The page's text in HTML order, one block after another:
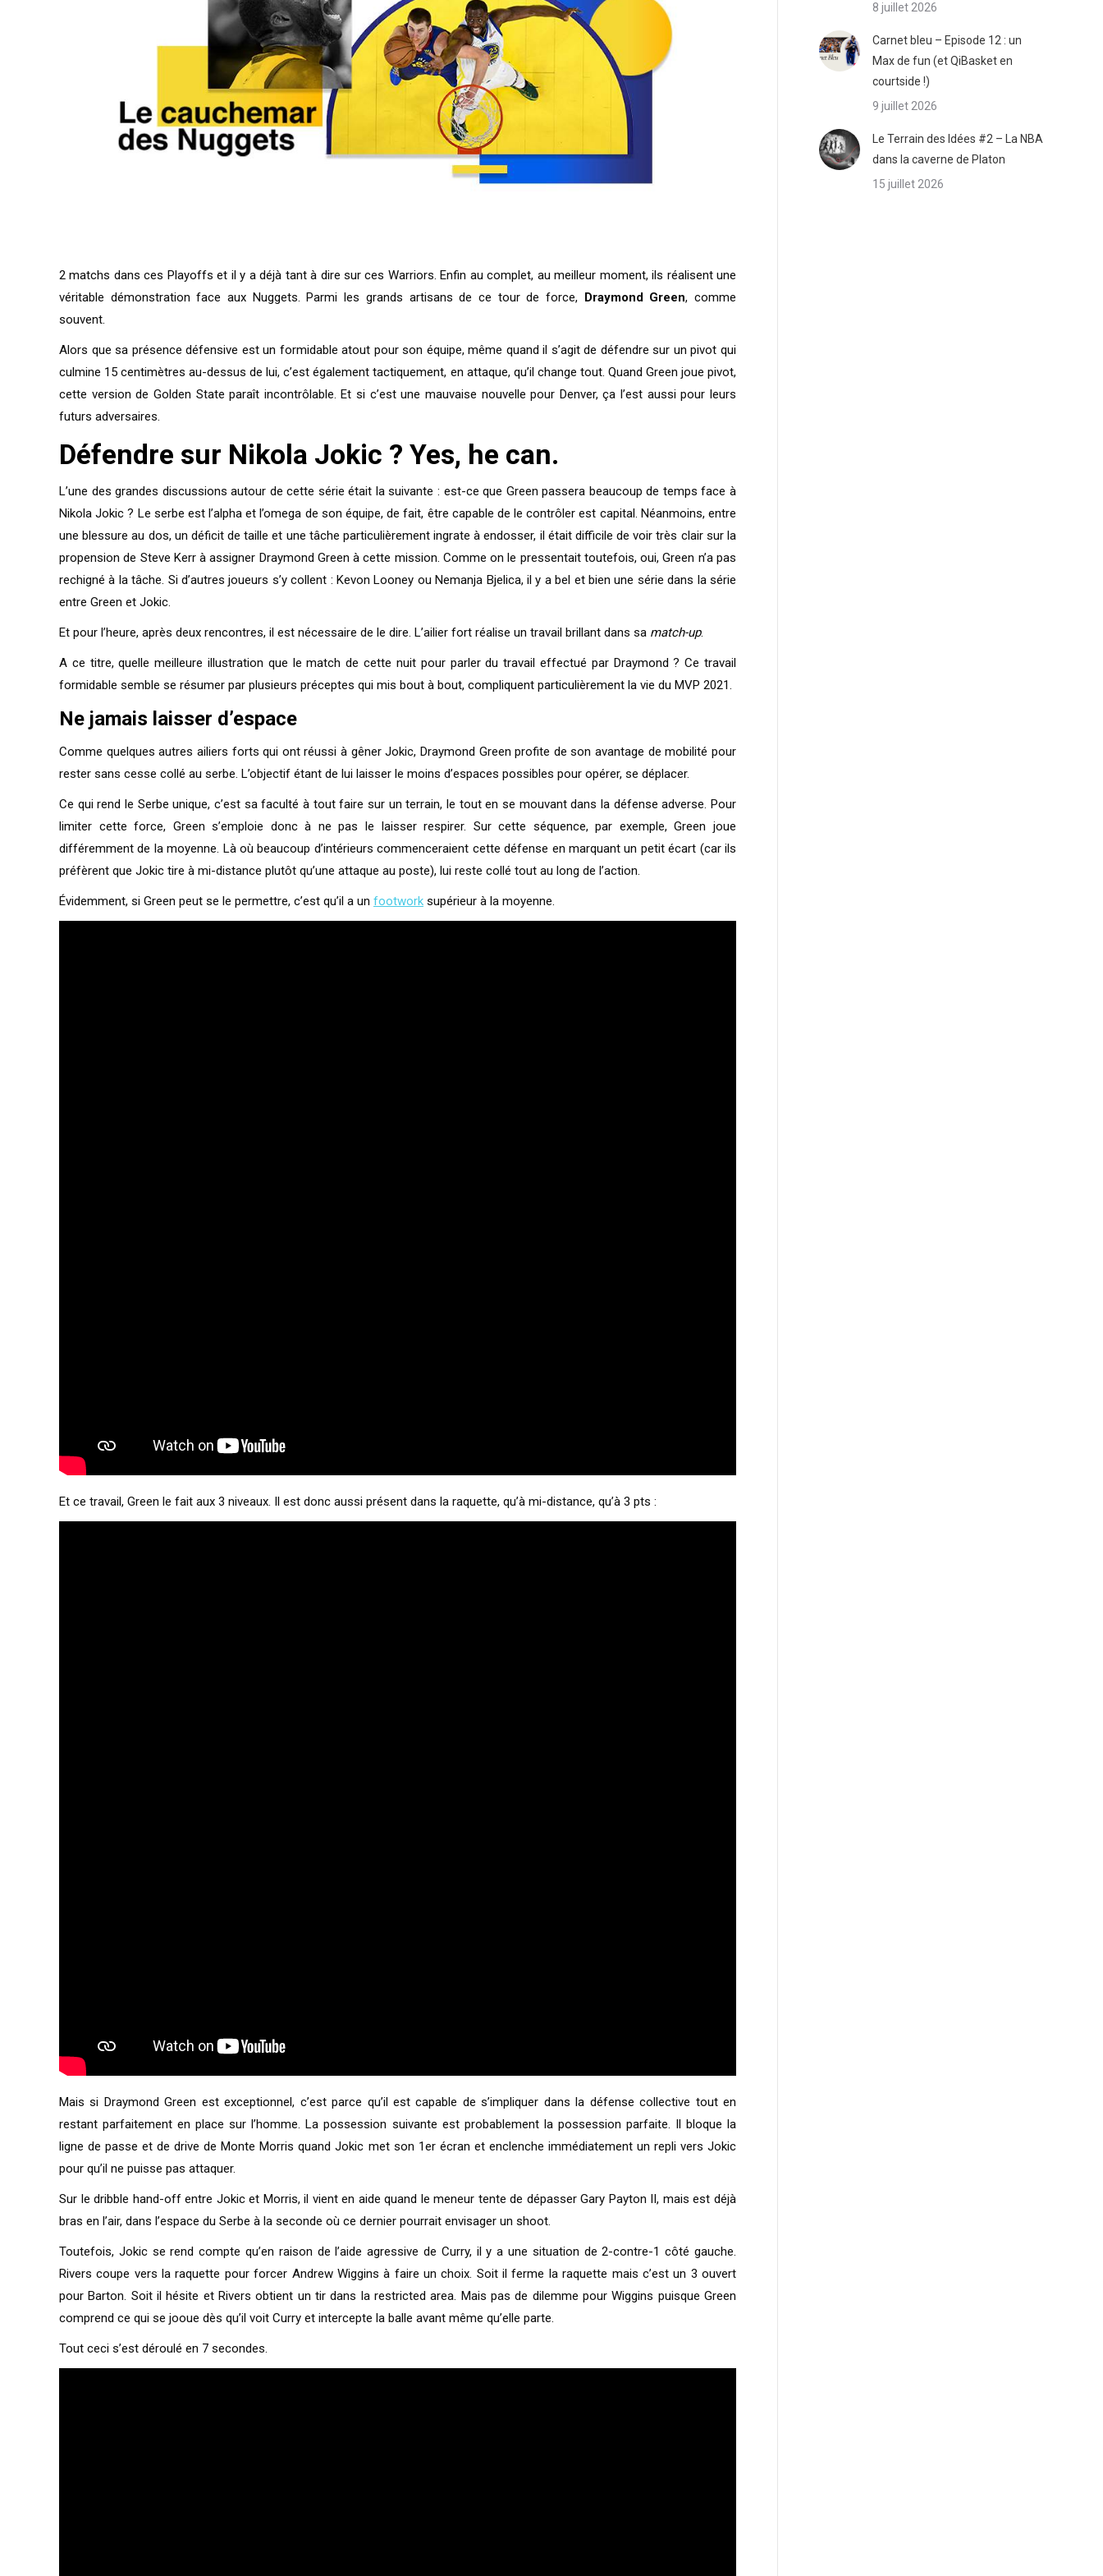
2 matchs dans ces Playoffs et il y a déjà tant à dire sur ces Warriors. Enfin au complet, au meilleur moment, ils réalisent une
véritable démonstration face aux Nuggets. Parmi les grands artisans de ce tour de force, Draymond Green, comme
souvent.
Alors que sa présence défensive est un formidable atout pour son équipe, même quand il s’agit de défendre sur un pivot qui
culmine 15 centimètres au-dessus de lui, c’est également tactiquement, en attaque, qu’il change tout. Quand Green joue pivot,
cette version de Golden State paraît incontrôlable. Et si c’est une mauvaise nouvelle pour Denver, ça l’est aussi pour leurs
futurs adversaires.
Défendre sur Nikola Jokic ? Yes, he can.
L’une des grandes discussions autour de cette série était la suivante : est-ce que Green passera beaucoup de temps face à
Nikola Jokic ? Le serbe est l’alpha et l’omega de son équipe, de fait, être capable de le contrôler est capital. Néanmoins, entre
une blessure au dos, un déficit de taille et une tâche particulièrement ingrate à endosser, il était difficile de voir très clair sur la
propension de Steve Kerr à assigner Draymond Green à cette mission. Comme on le pressentait toutefois, oui, Green n’a pas
rechigné à la tâche. Si d’autres joueurs s’y collent : Kevon Looney ou Nemanja Bjelica, il y a bel et bien une série dans la série
entre Green et Jokic.
Et pour l’heure, après deux rencontres, il est nécessaire de le dire. L’ailier fort réalise un travail brillant dans sa match-up.
A ce titre, quelle meilleure illustration que le match de cette nuit pour parler du travail effectué par Draymond ? Ce travail
formidable semble se résumer par plusieurs préceptes qui mis bout à bout, compliquent particulièrement la vie du MVP 2021.
Ne jamais laisser d’espace
Comme quelques autres ailiers forts qui ont réussi à gêner Jokic, Draymond Green profite de son avantage de mobilité pour
rester sans cesse collé au serbe. L’objectif étant de lui laisser le moins d’espaces possibles pour opérer, se déplacer.
Ce qui rend le Serbe unique, c’est sa faculté à tout faire sur un terrain, le tout en se mouvant dans la défense adverse. Pour
limiter cette force, Green s’emploie donc à ne pas le laisser respirer. Sur cette séquence, par exemple, Green joue
différemment de la moyenne. Là où beaucoup d’intérieurs commenceraient cette défense en marquant un petit écart (car ils
préfèrent que Jokic tire à mi-distance plutôt qu’une attaque au poste), lui reste collé tout au long de l’action.
Évidemment, si Green peut se le permettre, c’est qu’il a un footwork supérieur à la moyenne.
Et ce travail, Green le fait aux 3 niveaux. Il est donc aussi présent dans la raquette, qu’à mi-distance, qu’à 3 pts :
Mais si Draymond Green est exceptionnel, c’est parce qu’il est capable de s’impliquer dans la défense collective tout en
restant parfaitement en place sur l’homme. La possession suivante est probablement la possession parfaite. Il bloque la
ligne de passe et de drive de Monte Morris quand Jokic met son 1er écran et enclenche immédiatement un repli vers Jokic
pour qu’il ne puisse pas attaquer.
Sur le dribble hand-off entre Jokic et Morris, il vient en aide quand le meneur tente de dépasser Gary Payton II, mais est déjà
bras en l’air, dans l’espace du Serbe à la seconde où ce dernier pourrait envisager un shoot.
Toutefois, Jokic se rend compte qu’en raison de l’aide agressive de Curry, il y a une situation de 2-contre-1 côté gauche.
Rivers coupe vers la raquette pour forcer Andrew Wiggins à faire un choix. Soit il ferme la raquette mais c’est un 3 ouvert
pour Barton. Soit il hésite et Rivers obtient un tir dans la restricted area. Mais pas de dilemme pour Wiggins puisque Green
comprend ce qui se jooue dès qu’il voit Curry et intercepte la balle avant même qu’elle parte.
Tout ceci s’est déroulé en 7 secondes.
8 juillet 2026
Carnet bleu – Episode 12 : un
Max de fun (et QiBasket en
courtside !)
9 juillet 2026
Le Terrain des Idées #2 – La NBA
dans la caverne de Platon
15 juillet 2026